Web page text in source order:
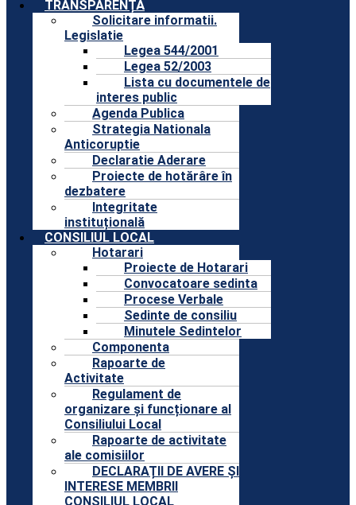
TRANSPARENȚĂ
Solicitare informatii.
Legislatie
Legea 544/2001
Legea 52/2003
Lista cu documentele de
interes public
Agenda Publica
Strategia Nationala
Anticoruptie
Declaratie Aderare
Proiecte de hotărâre în
dezbatere
Integritate
instituțională
CONSILIUL LOCAL
Hotarari
Proiecte de Hotarari
Convocatoare sedinta
Procese Verbale
Sedinte de consiliu
Minutele Sedintelor
Componenta
Rapoarte de
Activitate
Regulament de
organizare și funcționare al
Consiliului Local
Rapoarte de activitate
ale comisiilor
DECLARAȚII DE AVERE ȘI
INTERESE MEMBRII
CONSILIUL LOCAL